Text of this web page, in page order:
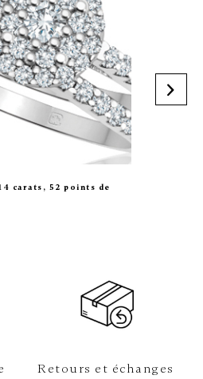
carats, 52 points de
Retours et échanges